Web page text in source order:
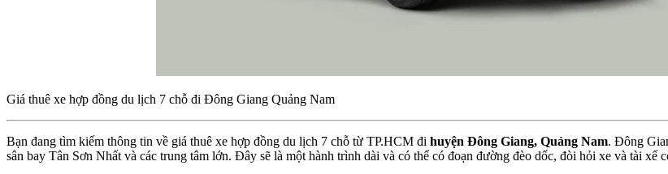
Giá thuê xe hợp đồng du lịch 7 chỗ đi Đông Giang Quảng Nam
Bạn đang tìm kiếm thông tin về giá thuê xe hợp đồng du lịch 7 chỗ từ TP.HCM đi huyện Đông Giang, Quảng Nam. Đông
sân bay Tân Sơn Nhất và các trung tâm lớn. Đây sẽ là một hành trình dài và có thể có đoạn đường đèo dốc, đòi hỏi xe và tài xế